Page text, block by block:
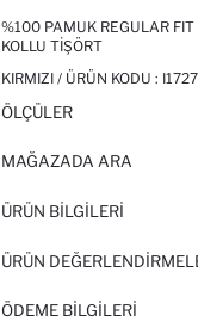
%100 PAMUK REGULAR
KOLLU TIŞÖRT
KIRMIZI / ÜRÜN KODU :
ÖLÇÜLER
MAĞAZADA ARA
ÜRÜN BILGILERI
ÜRÜN
ÖDEME BİLGİLERİ